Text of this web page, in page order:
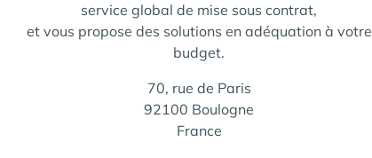
service global de mise sous contrat,
et vous propose des solutions en adéquation à votre
budget.
70, rue de Paris
92100 Boulogne
France